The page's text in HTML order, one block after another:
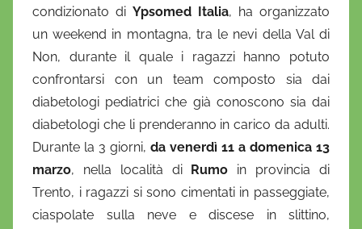
i
o
condizionato di Ypsomed Italia, ha organizzato
un weekend in montagna, tra le nevi della Val di
Non, durante il quale i ragazzi hanno potuto
confrontarsi con un team composto sia dai
diabetologi pediatrici che già conoscono sia dai
diabetologi che li prenderanno in carico da adulti.
Durante la 3 giorni, da venerdì 11 a domenica 13
marzo, nella località di Rumo in provincia di
Trento, i ragazzi si sono cimentati in passeggiate,
ciaspolate sulla neve e discese in slittino,